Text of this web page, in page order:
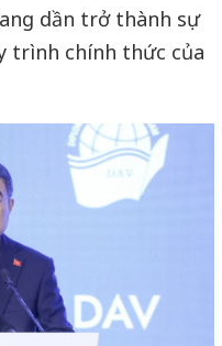
dần trở thành sự
trình chính thức của